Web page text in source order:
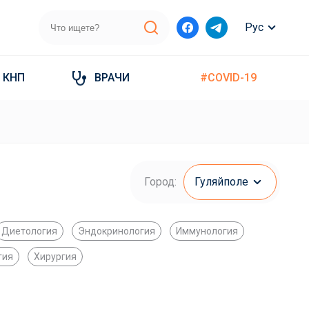
Рус
КНП ВРАЧИ #COVID-19
Город: Гуляйполе
Диетология Эндокринология Иммунология
Хирургия